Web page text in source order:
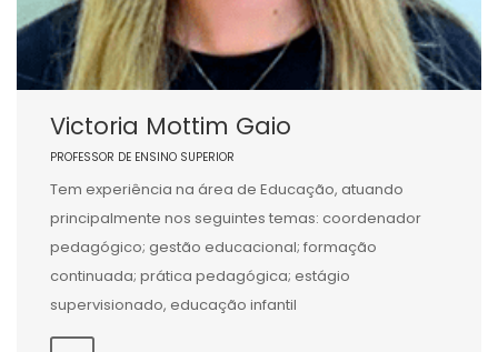
Victoria Mottim Gaio
PROFESSOR DE ENSINO SUPERIOR
Tem experiência na área de Educação, atuando
principalmente nos seguintes temas: coordenador
pedagógico; gestão educacional; formação
continuada; prática pedagógica; estágio
supervisionado, educação infantil